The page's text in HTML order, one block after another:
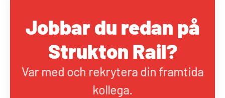
Jobbar du redan på
Strukton Rail?
Var med och rekrytera din framtida
kollega.